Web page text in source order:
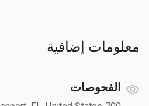
معلومات إضافية
الفحوصات